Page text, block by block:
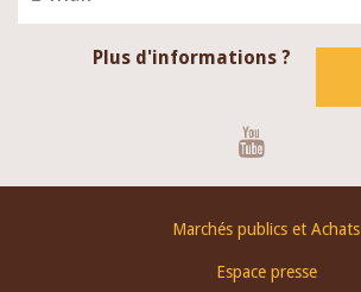
Plus d'informations ?
Marchés publics et Achats
Espace presse